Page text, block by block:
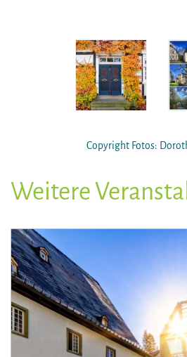
Copyright Fotos:
Weitere